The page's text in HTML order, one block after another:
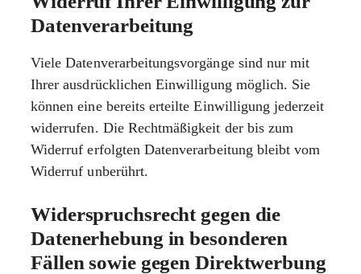
Datenverarbeitung
Viele Datenverarbeitungsvorgänge sind nur mit
Ihrer ausdrücklichen Einwilligung möglich. Sie
können eine bereits erteilte Einwilligung jederzeit
widerrufen. Die Rechtmäßigkeit der bis zum
Widerruf erfolgten Datenverarbeitung bleibt vom
Widerruf unberührt.
Widerspruchsrecht gegen die
Datenerhebung in besonderen
Fällen sowie gegen Direktwerbung